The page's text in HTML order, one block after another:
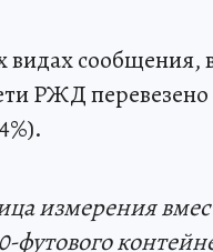
видах
РЖД
измерения
футового